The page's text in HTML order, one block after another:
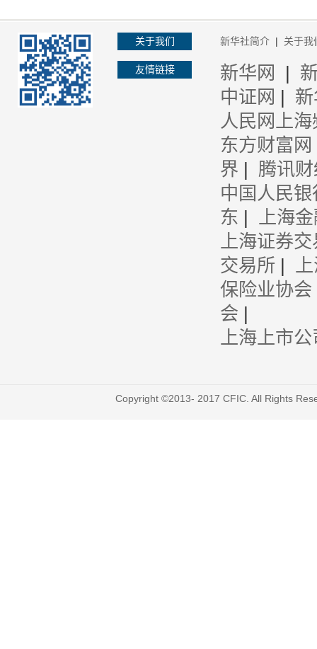
关于我们
友情链接
新华社简介 | 关于我
新华网 |
中证网 |
人民网上
东方财富网
界 | 腾讯
中国人民银
东 | 上海
上海证券交
交易所 |
保险业协会
会 |
上海上市
Copyright ©2013- 2017 CFIC. All Rights